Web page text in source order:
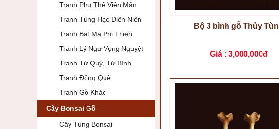
Tranh Phu Thê Viên Mãn
Tranh Tùng Hạc Diên Niên
Tranh Bát Mã Phi Thiên
Tranh Lý Ngư Vọng Nguyệt
Tranh Tứ Quý, Tứ Bình
Tranh Đồng Quê
Tranh Gỗ Khác
Cây Bonsai Gỗ
Cây Tùng Bonsai
Bộ 3 bình gỗ Thủy
Giá : 3,000,000đ